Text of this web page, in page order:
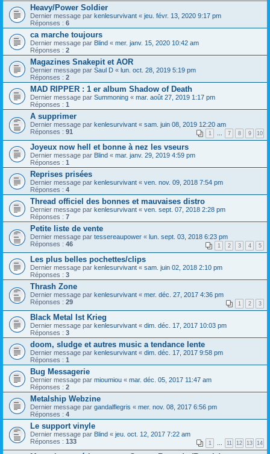
Heavy/Power Soldier
Dernier message par kenlesurvivant « jeu. févr. 13, 2020 9:17 pm
Réponses : 6
ca marche toujours
Dernier message par Blind « mer. janv. 15, 2020 10:42 am
Réponses : 2
Magazines Snakepit et AOR
Dernier message par Saul D « lun. oct. 28, 2019 5:19 pm
Réponses : 2
MAD RIPPER : 1 er album Shadow of Death
Dernier message par Summoning « mar. août 27, 2019 1:17 pm
Réponses : 1
A supprimer
Dernier message par kenlesurvivant « sam. juin 08, 2019 12:20 am
Réponses : 91 1 … 7 8 9 10
Joyeux now hell et bonne à nez les vseurs
Dernier message par Blind « mar. janv. 29, 2019 4:59 pm
Réponses : 1
Reprises prisées
Dernier message par kenlesurvivant « ven. nov. 09, 2018 7:54 pm
Réponses : 4
Thread officiel des bonnes et mauvaises distro
Dernier message par kenlesurvivant « ven. sept. 07, 2018 2:28 pm
Réponses : 7
Petite liste de vente
Dernier message par tessereaupower « lun. sept. 03, 2018 6:23 pm
Réponses : 46 1 2 3 4 5
Les plus belles pochettes/clips
Dernier message par kenlesurvivant « sam. juin 02, 2018 2:10 pm
Réponses : 3
Thrash Zone
Dernier message par kenlesurvivant « mer. déc. 27, 2017 4:36 pm
Réponses : 29 1 2 3
Black Metal Ist Krieg
Dernier message par kenlesurvivant « dim. déc. 17, 2017 10:03 pm
Réponses : 3
doom, sludge et autres music a tendance lente
Dernier message par kenlesurvivant « dim. déc. 17, 2017 9:58 pm
Réponses : 1
Bug Messagerie
Dernier message par mioumiou « mar. déc. 05, 2017 11:47 am
Réponses : 2
Metalship Webzine
Dernier message par gandalflegris « mer. nov. 08, 2017 6:56 pm
Réponses : 4
Le support vinyle
Dernier message par Blind « jeu. oct. 12, 2017 7:22 am
Réponses : 133 1 … 11 12 13 14